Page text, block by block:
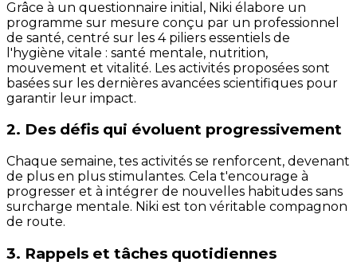
Grâce à un questionnaire initial, Niki élabore un
programme sur mesure conçu par un professionnel
de santé, centré sur les 4 piliers essentiels de
l'hygiène vitale : santé mentale, nutrition,
mouvement et vitalité. Les activités proposées sont
basées sur les dernières avancées scientifiques pour
garantir leur impact.
2. Des défis qui évoluent progressivement
Chaque semaine, tes activités se renforcent, devenant
de plus en plus stimulantes. Cela t'encourage à
progresser et à intégrer de nouvelles habitudes sans
surcharge mentale. Niki est ton véritable compagnon
de route.
3. Rappels et tâches quotidiennes